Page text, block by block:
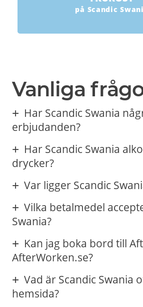
på Scandic
Vanliga
Har Scandic Swania
erbjudanden?
Har Scandic Swania
drycker?
Var ligger Scandic
Vilka betalmedel
Swania?
Kan jag boka bord till
AfterWorken.se?
Vad är Scandic Swania
hemsida?